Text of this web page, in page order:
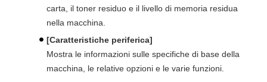
carta, il toner residuo e il livello di memoria residua
nella macchina.
[Caratteristiche periferica]
Mostra le informazioni sulle specifiche di base della
macchina, le relative opzioni e le varie funzioni.